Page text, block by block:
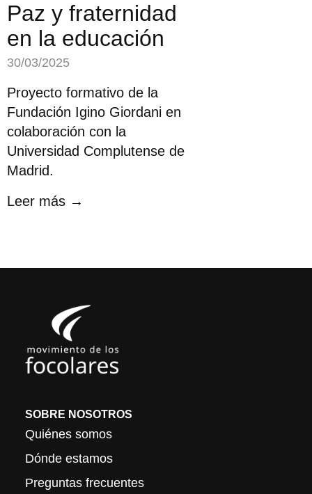
Paz y fraternidad
en la educación
30/03/2025
Proyecto formativo de la
Fundación Igino Giordani en
colaboración con la
Universidad Complutense de
Madrid.
Leer más →
SOBRE NOSOTROS
Quiénes somos
Dónde estamos
Preguntas frecuentes